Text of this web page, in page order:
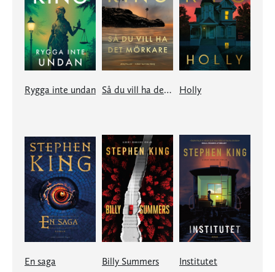
Rygga inte undan Så du vill ha det mörkare Holly
En saga Billy Summers Institutet